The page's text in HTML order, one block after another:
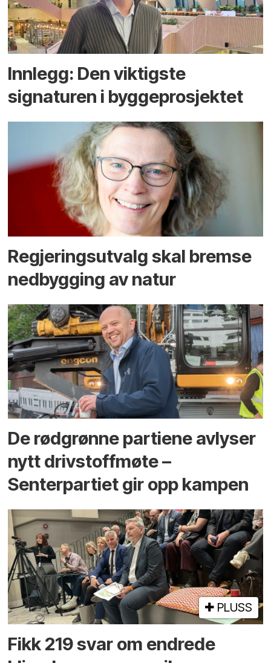
Innlegg: Den viktigste
signaturen i bygge­­prosjektet
Regjerings­utvalg skal bremse
ned­bygging av natur
De rødgrønne partiene avlyser
nytt drivstoffmøte –
Senterpartiet gir opp kampen
PLUSS
Fikk 219 svar om endrede